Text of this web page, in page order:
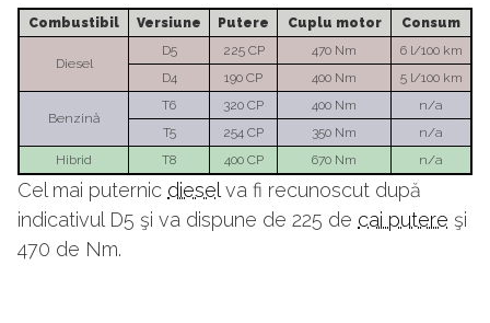
Combustibil Versiune Putere Cuplu motor Consum
Diesel
D5 225 CP 470 Nm
6 l/100 km
D4
190 CP 400 Nm 5 l/100 km
Benzină
T6 320 CP 400 Nm
n/a
T5
254 CP 350 Nm
n/a
Hibrid
T8 400 CP 670 Nm n/a
Cel mai puternic dieselva fi recunoscut după
indicativul D5 şi va dispune de 225 de cai putere şi
470 de Nm.